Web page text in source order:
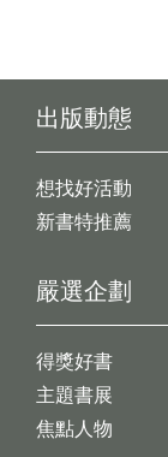
出版動態
想找好活動
新書特推薦
嚴選企劃
得獎好書
主題書展
焦點人物